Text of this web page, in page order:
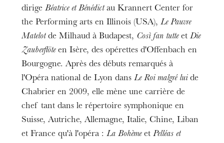
dirigeBéatrice et Bénédictau Krannert Center for
the Performing arts en Illinois (USA),Le Pauvre
Matelotde Milhaud à Budapest, Così fan tutteetDie
Zauberflöteen Isère, des opérettes d'Offenbach en
Bourgogne. Après des débuts remarqués à
l'Opéra national de Lyon dansLe Roi malgré lui de
Chabrier en 2009, elle mène une carrière de
chef tant dans le répertoire symphonique en
Suisse, Autriche, Allemagne, Italie, Chine, Liban
et France qu'à l'opéra :La BohèmeetPelléas et